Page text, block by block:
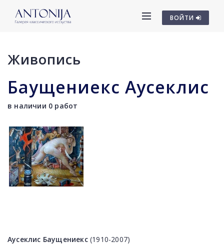
ВОЙТИ
Живопись
Баущениекс Аусеклис
в наличии 0 работ
Аусеклис Баущениекс(1910-2007)